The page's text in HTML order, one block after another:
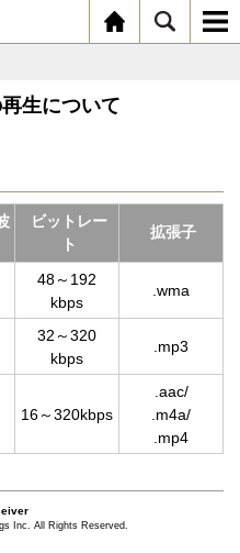
生について
ビットレー
ト
拡張子
48～192
kbps
.wma
32～320
kbps
.mp3
16～320kbps
.aac/
.m4a/
.mp4
Inc. All Rights Reserved.